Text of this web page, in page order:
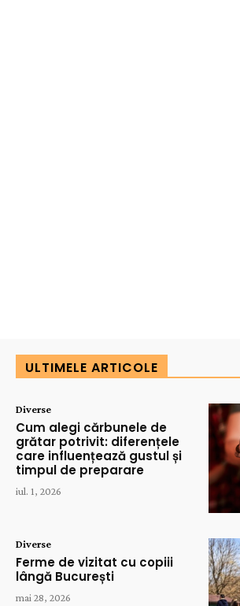
ULTIMELE ARTICOLE
Diverse
Cum alegi cărbunele de
grătar potrivit: diferențele
care influențează gustul și
timpul de preparare
iul. 1, 2026
Diverse
Ferme de vizitat cu copiii
lângă București
mai 28, 2026